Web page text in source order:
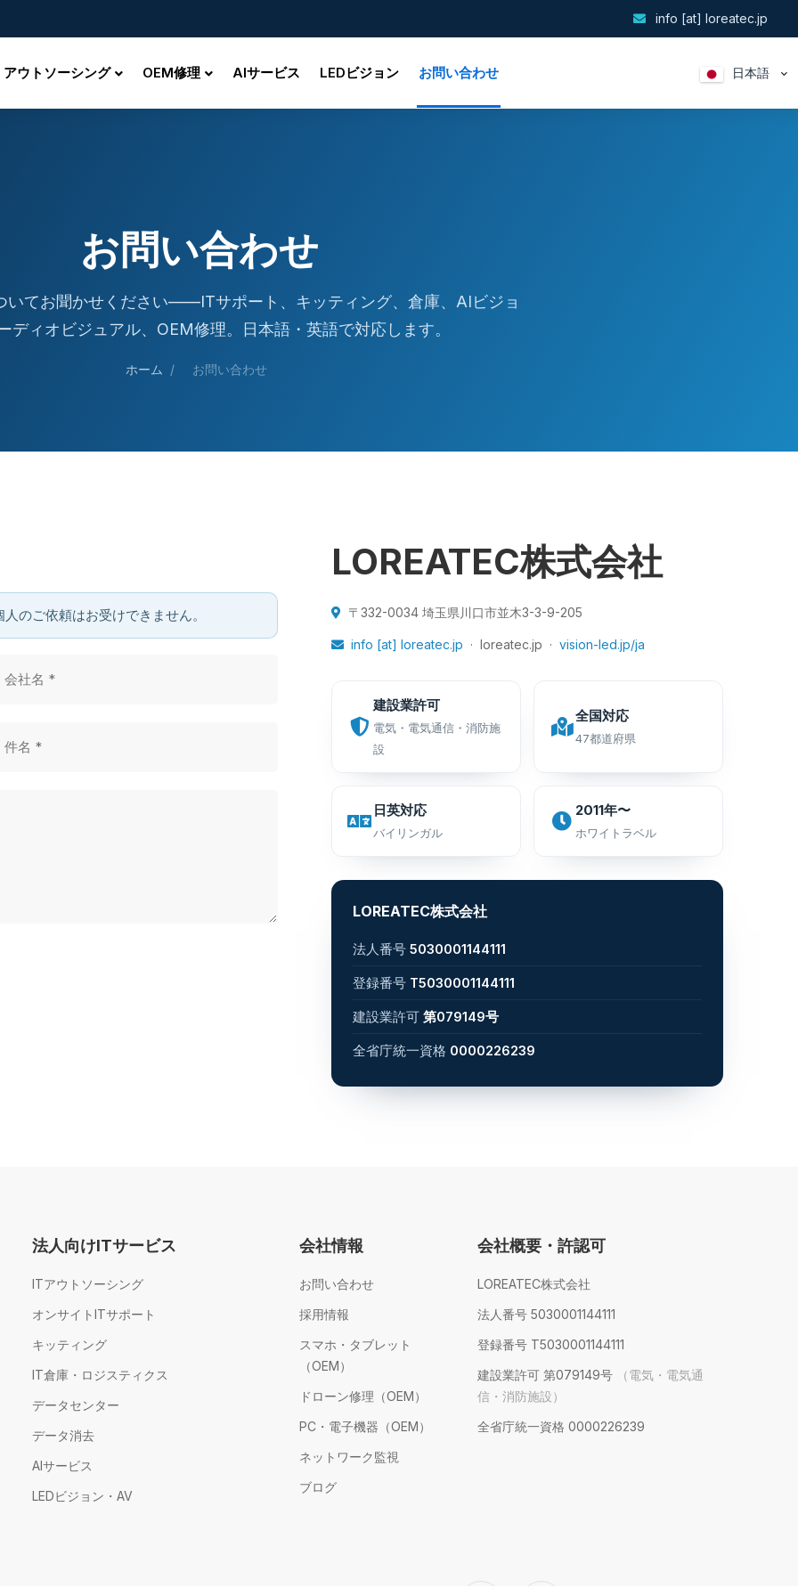
info [at] loreatec.jp
アウトソーシング OEM修理 AIサービス LEDビジョン お問い合わせ 日本語
お問い合わせ
いてお聞かせください——ITサポート、キッティング、倉庫、AIビジョ
ディオビジュアル、OEM修理。日本語・英語で対応します。
ホーム / お問い合わせ
のご依頼はお受けできません。
LOREATEC株式会社
〒332-0034 埼玉県川口市並木3-3-9-205
info [at] loreatec.jp · loreatec.jp · vision-led.jp/ja
建設業許可
電気・電気通信・消防施
設
全国対応
47都道府県
日英対応
バイリンガル
2011年〜
ホワイトラベル
LOREATEC株式会社
法人番号 5030001144111
登録番号 T5030001144111
建設業許可 第079149号
全省庁統一資格 0000226239
法人向けITサービス
ITアウトソーシング
オンサイトITサポート
キッティング
IT倉庫・ロジスティクス
データセンター
データ消去
AIサービス
LEDビジョン・AV
会社情報
お問い合わせ
採用情報
スマホ・タブレット
（OEM）
ドローン修理（OEM）
PC・電子機器（OEM）
ネットワーク監視
ブログ
会社概要・許認可
LOREATEC株式会社
法人番号 5030001144111
登録番号 T5030001144111
建設業許可 第079149号
（電気・電気通
信・消防施設）
全省庁統一資格 0000226239